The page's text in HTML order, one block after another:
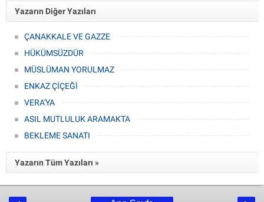
Yazarın Diğer Yazıları
ÇANAKKALE VE GAZZE
HÜKÜMSÜZDÜR
MÜSLÜMAN YORULMAZ
ENKAZ ÇİÇEĞİ
VERA'YA
ASIL MUTLULUK ARAMAKTA
BEKLEME SANATI
Yazarın Tüm Yazıları »